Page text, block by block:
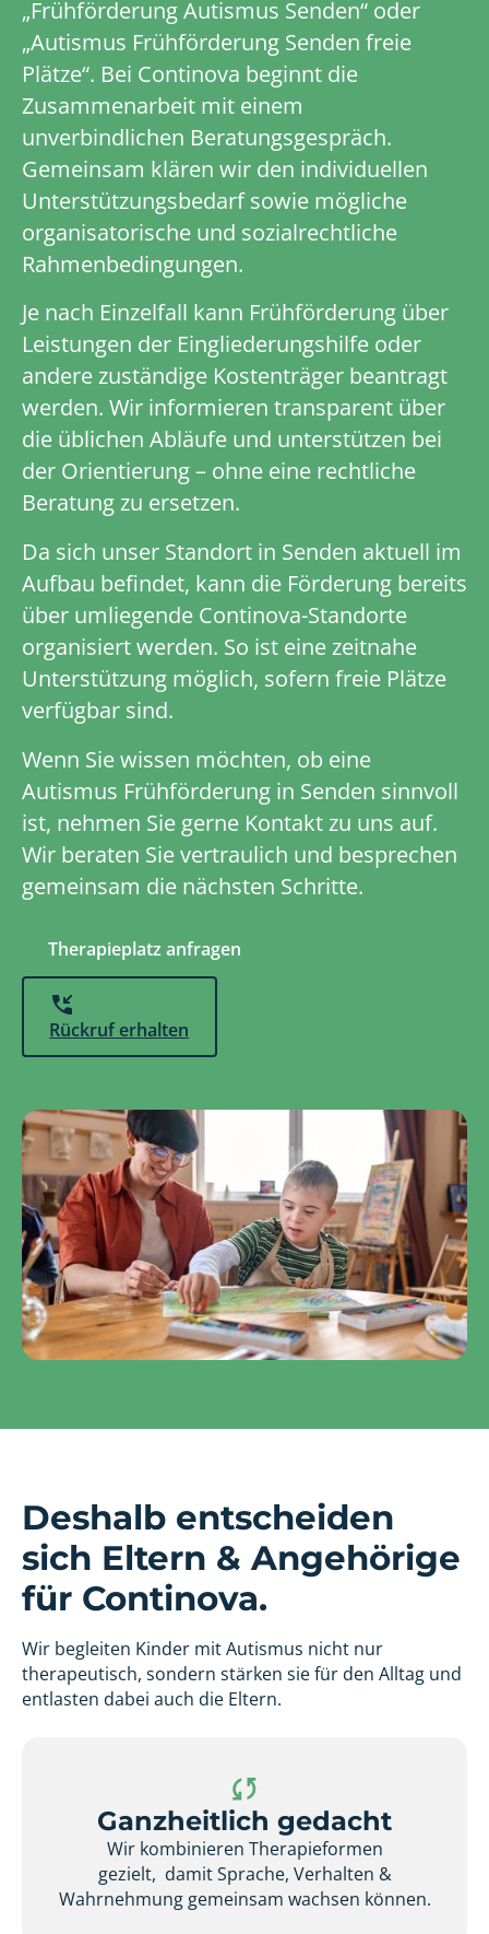
„Frühförderung Autismus Senden“ oder
„Autismus Frühförderung Senden freie
Plätze“. Bei Continova beginnt die
Zusammenarbeit mit einem
unverbindlichen Beratungsgespräch.
Gemeinsam klären wir den individuellen
Unterstützungsbedarf sowie mögliche
organisatorische und sozialrechtliche
Rahmenbedingungen.
Je nach Einzelfall kann Frühförderung über
Leistungen der Eingliederungshilfe oder
andere zuständige Kostenträger beantragt
werden. Wir informieren transparent über
die üblichen Abläufe und unterstützen bei
der Orientierung – ohne eine rechtliche
Beratung zu ersetzen.
Da sich unser Standort in Senden aktuell im
Aufbau befindet, kann die Förderung bereits
über umliegende Continova-Standorte
organisiert werden. So ist eine zeitnahe
Unterstützung möglich, sofern freie Plätze
verfügbar sind.
Wenn Sie wissen möchten, ob eine
Autismus Frühförderung in Senden sinnvoll
ist, nehmen Sie gerne Kontakt zu uns auf.
Wir beraten Sie vertraulich und besprechen
gemeinsam die nächsten Schritte.
Therapieplatz anfragen
Rückruf erhalten
Deshalb entscheiden
sich Eltern & Angehörige
für Continova.
Wir begleiten Kinder mit Autismus nicht nur
therapeutisch, sondern stärken sie für den Alltag und
entlasten dabei auch die Eltern.
Ganzheitlich gedacht
Wir kombinieren Therapieformen
gezielt, damit Sprache, Verhalten &
Wahrnehmung gemeinsam wachsen können.